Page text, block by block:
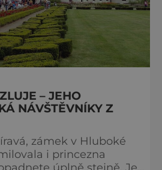
– JEHO
NÁVŠTĚVNÍKY Z
zámek v Hluboké
i princezna
úplně stejně. Je